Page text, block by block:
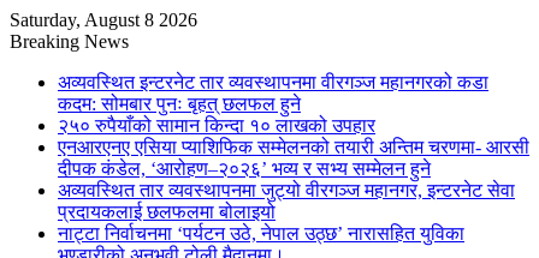
Saturday, August 8 2026
Breaking News
अव्यवस्थित इन्टरनेट तार व्यवस्थापनमा वीरगञ्ज महानगरको कडा
कदम: सोमबार पुनः बृहत् छलफल हुने
२५० रुपैयाँको सामान किन्दा १० लाखको उपहार
एनआरएनए एसिया प्याशिफिक सम्मेलनको तयारी अन्तिम चरणमा- आरसी
दीपक कंडेल, ‘आरोहण–२०२६’ भव्य र सभ्य सम्मेलन हुने
अव्यवस्थित तार व्यवस्थापनमा जुट्यो वीरगञ्ज महानगर, इन्टरनेट सेवा
प्रदायकलाई छलफलमा बोलाइयो
नाट्टा निर्वाचनमा ‘पर्यटन उठे, नेपाल उठ्छ’ नारासहित युविका